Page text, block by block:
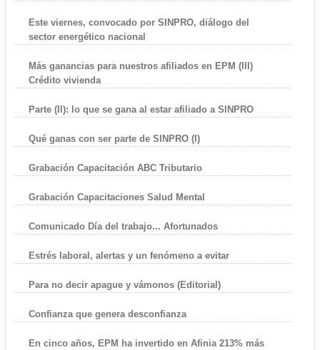
Este viernes, convocado por SINPRO, diálogo del
sector energético nacional
Más ganancias para nuestros afiliados en EPM (III)
Crédito vivienda
Parte (II): lo que se gana al estar afiliado a SINPRO
Qué ganas con ser parte de SINPRO (I)
Grabación Capacitación ABC Tributario
Grabación Capacitaciones Salud Mental
Comunicado Día del trabajo... Afortunados
Estrés laboral, alertas y un fenómeno a evitar
Para no decir apague y vámonos (Editorial)
Confianza que genera desconfianza
En cinco años, EPM ha invertido en Afinia 213% más